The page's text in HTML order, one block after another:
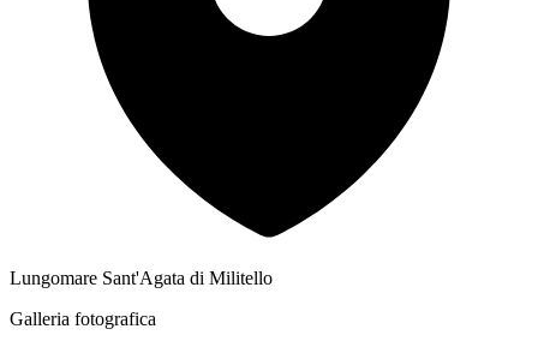
Lungomare Sant'Agata di Militello
Galleria fotografica